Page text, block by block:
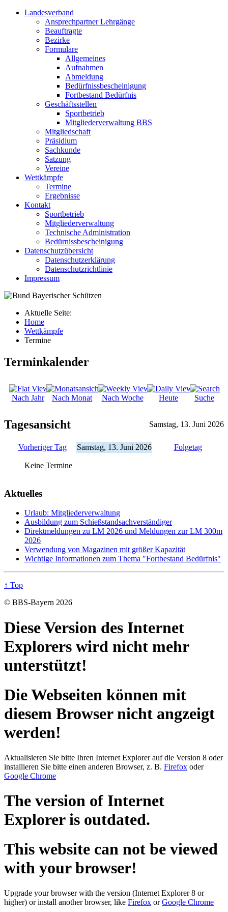
Landesverband
Ansprechpartner Lehrgänge
Beauftragte
Bezirke
Formulare
Allgemeines
Aufnahmen
Abmeldung
Bedürfnissbescheinigung
Fortbestand Bedürfnis
Geschäftsstellen
Sportbetrieb
Mitgliederverwaltung BBS
Mitgliedschaft
Präsidium
Sachkunde
Satzung
Vereine
Wettkämpfe
Termine
Ergebnisse
Kontakt
Sportbetrieb
Mitgliederverwaltung
Technische Administration
Bedürnissbescheinigung
Datenschutzübersicht
Datenschutzerklärung
Datenschutzrichtlinie
Impressum
Aktuelle Seite:
Home
Wettkämpfe
Termine
Terminkalender
Nach Jahr Nach Monat Nach Woche Heute Suche
Tagesansicht Samstag, 13. Juni 2026
Vorheriger Tag Samstag, 13. Juni 2026 Folgetag
Keine Termine
Aktuelles
Urlaub: Mitgliederverwaltung
Ausbildung zum Schießstandsachverständiger
Direktmeldungen zu LM 2026 und Meldungen zur LM 300m
2026
Verwendung von Magazinen mit größer Kapazität
Wichtige Informationen zum Thema "Fortbestand Bedürfnis"
↑ Top
© BBS-Bayern 2026
Diese Version des Internet
Explorers wird nicht mehr
unterstützt!
Die Webseiten können mit
diesem Browser nicht angzeigt
werden!
Aktualisieren Sie bitte Ihren Internet Explorer auf die Version 8 oder
installieren Sie bitte einen anderen Browser, z. B. Firefox oder
Google Chrome
The version of Internet
Explorer is outdated.
This website can not be viewed
with your browser!
Upgrade your browser with the version (Internet Explorer 8 or
higher) or install another browser, like Firefox orGoogle Chrome